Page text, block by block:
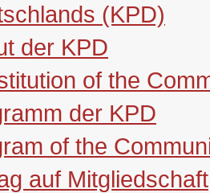
(KPD)
der KPD
of the
der KPD
of the
auf Mitgliedschaft